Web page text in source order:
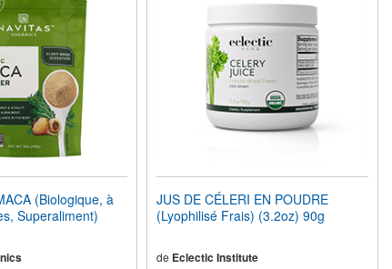
(Biologique, à
Superaliment)
JUS DE CÉLERI EN POUDRE
(Lyophilisé Frais) (3.2oz) 90g
de Eclectic Institute